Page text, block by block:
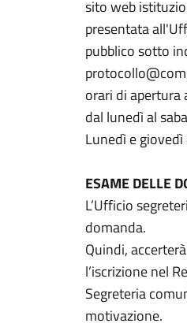
sito web
presentata
pubblico sotto
orari di
dal lunedì al
Lunedì e
ESAME DELLE
L’Ufficio
domanda.
Quindi,
l’iscrizione nel
Segreteria
motivazione.